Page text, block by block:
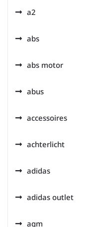
a2
abs
abs motor
abus
accessoires
achterlicht
adidas
adidas outlet
agm